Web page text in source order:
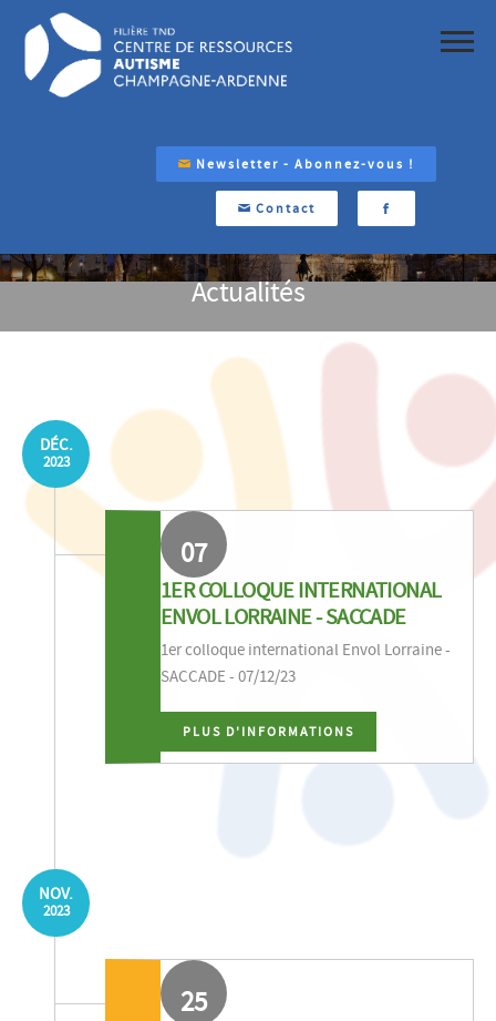
Newsletter - Abonnez-vous !
Contact
Actualités
DÉC.
2023
07
1ER COLLOQUE INTERNATIONAL
ENVOL LORRAINE - SACCADE
1er colloque international Envol Lorraine -
SACCADE - 07/12/23
PLUS D'INFORMATIONS
NOV.
2023
25